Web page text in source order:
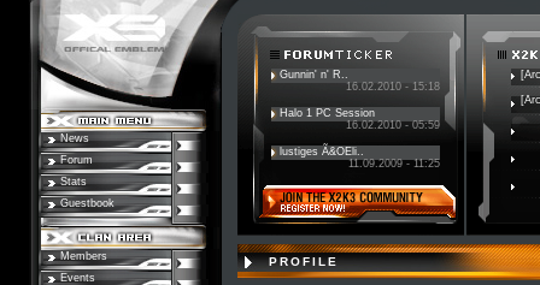
News
Forum
Stats
Guestbook
Members
Events
Gunnin' n' R..
16.02.2010 - 15:18
Halo 1 PC Session
16.02.2010 - 05:59
lustiges Ã&OEli..
11.09.2009 - 11:25
PROFILE